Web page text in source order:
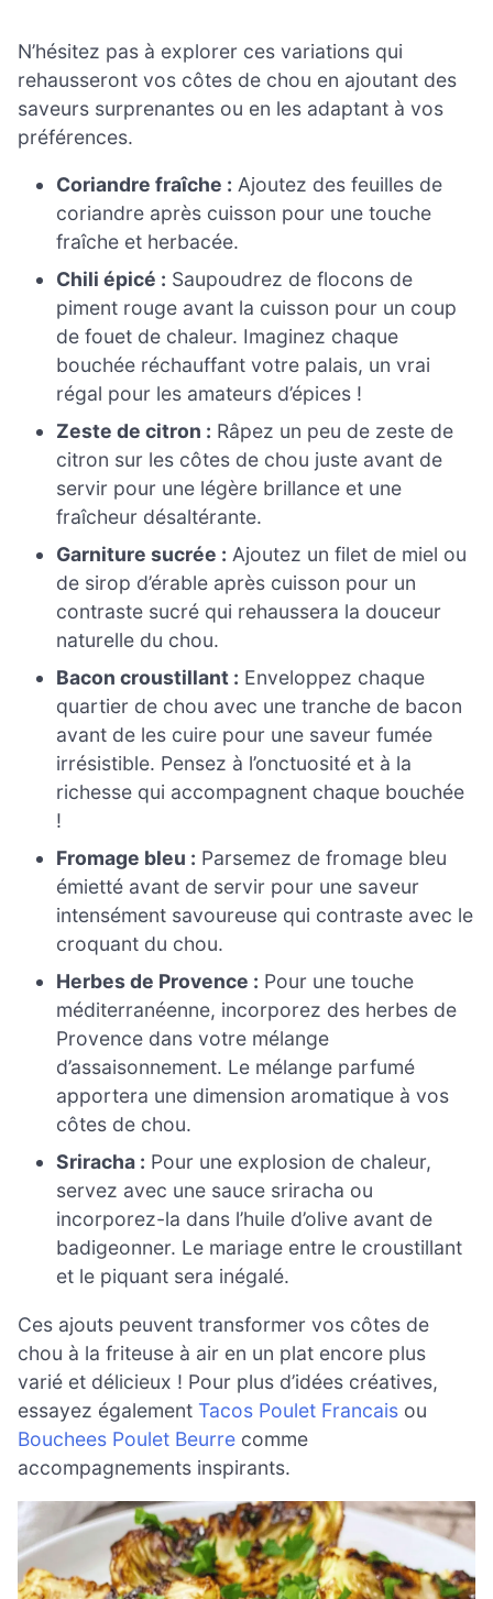
N’hésitez pas à explorer ces variations qui
rehausseront vos côtes de chou en ajoutant des
saveurs surprenantes ou en les adaptant à vos
préférences.
Coriandre fraîche : Ajoutez des feuilles de
coriandre après cuisson pour une touche
fraîche et herbacée.
Chili épicé : Saupoudrez de flocons de
piment rouge avant la cuisson pour un coup
de fouet de chaleur. Imaginez chaque
bouchée réchauffant votre palais, un vrai
régal pour les amateurs d’épices !
Zeste de citron : Râpez un peu de zeste de
citron sur les côtes de chou juste avant de
servir pour une légère brillance et une
fraîcheur désaltérante.
Garniture sucrée : Ajoutez un filet de miel ou
de sirop d’érable après cuisson pour un
contraste sucré qui rehaussera la douceur
naturelle du chou.
Bacon croustillant : Enveloppez chaque
quartier de chou avec une tranche de bacon
avant de les cuire pour une saveur fumée
irrésistible. Pensez à l’onctuosité et à la
richesse qui accompagnent chaque bouchée
!
Fromage bleu : Parsemez de fromage bleu
émietté avant de servir pour une saveur
intensément savoureuse qui contraste avec le
croquant du chou.
Herbes de Provence : Pour une touche
méditerranéenne, incorporez des herbes de
Provence dans votre mélange
d’assaisonnement. Le mélange parfumé
apportera une dimension aromatique à vos
côtes de chou.
Sriracha : Pour une explosion de chaleur,
servez avec une sauce sriracha ou
incorporez-la dans l’huile d’olive avant de
badigeonner. Le mariage entre le croustillant
et le piquant sera inégalé.
Ces ajouts peuvent transformer vos côtes de
chou à la friteuse à air en un plat encore plus
varié et délicieux ! Pour plus d’idées créatives,
essayez également Tacos Poulet Francais ou
Bouchees Poulet Beurre comme
accompagnements inspirants.